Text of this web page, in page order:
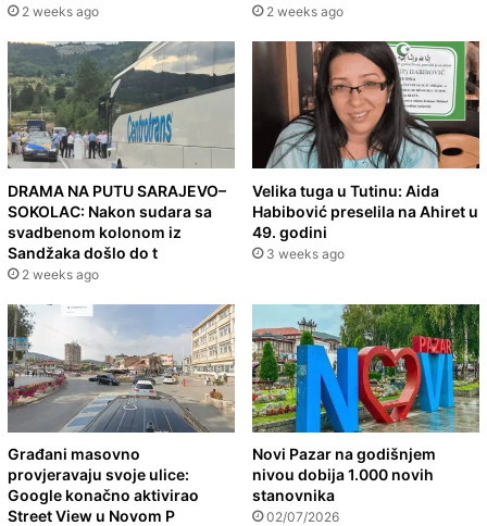
2 weeks ago 2 weeks ago
DRAMA NA PUTU SARAJEVO–
SOKOLAC: Nakon sudara sa
svadbenom kolonom iz
Sandžaka došlo do t
2 weeks ago
Velika tuga u Tutinu: Aida
Habibović preselila na Ahiret u
49. godini
3 weeks ago
Građani masovno
provjeravaju svoje ulice:
Google konačno aktivirao
Street View u Novom P
Novi Pazar na godišnjem
nivou dobija 1.000 novih
stanovnika
02/07/2026